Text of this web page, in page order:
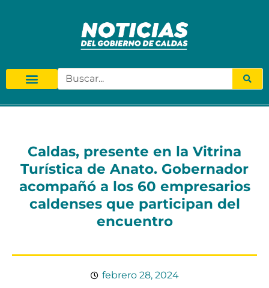
Caldas, presente en la Vitrina
Turística de Anato. Gobernador
acompañó a los 60 empresarios
caldenses que participan del
encuentro
febrero 28, 2024